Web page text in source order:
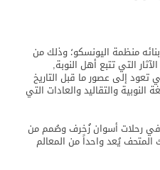
منظمة اليونسكو؛ وذلك من
التي تتبع أهل النوبة,
تعود إلى عصور ما قبل التاريخ
والتقاليد والعادات التي
في رحلات أسوان زُخرف وصُمم من
المتحف يُعد واحداً من المعالم